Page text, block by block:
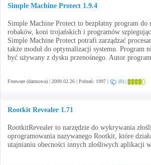
Simple Machine Protect 1.9.4
Simple Machine Protect to bezpłatny program do
robaków, koni trojańskich i programów
Simple Machine Protect potrafi zarządzać
także moduł do optymalizacji systemu. Program
być używany z dysku przenośnego. Autor
Freeware (darmowa) | 2009.02.26 | Pobrań: 1997 | (0) |
Rootkit Revealer 1.71
RootkitRevealer to narzędzie do wykrywania
oprogramowania nazywanego Rootkit, które
utajnianiu obecności innych złośliwych aplikacji